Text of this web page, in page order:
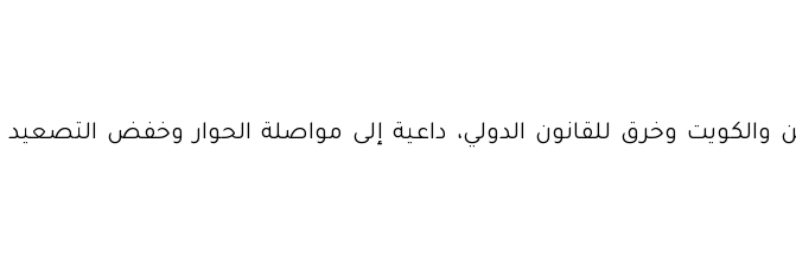
والكويت وخرق للقانون الدولي، داعية إلى مواصلة الحوار وخفض التصعيد